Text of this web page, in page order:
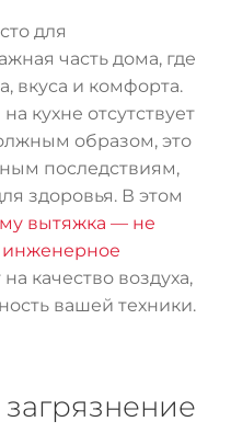
для
часть дома, где
вкуса и комфорта.
кухне отсутствует
образом, это
последствиям,
здоровья. В этом
вытяжка — не
инженерное
качество воздуха,
вашей техники.